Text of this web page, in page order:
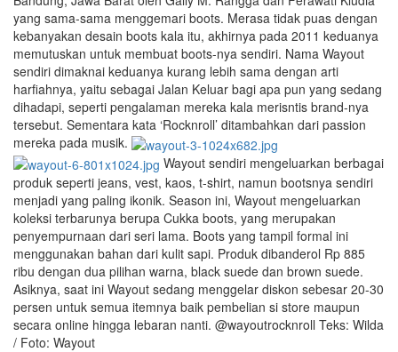
yang sama-sama menggemari boots. Merasa tidak puas dengan
kebanyakan desain boots kala itu, akhirnya pada 2011 keduanya
memutuskan untuk membuat boots-nya sendiri. Nama Wayout
sendiri dimaknai keduanya kurang lebih sama dengan arti
harfiahnya, yaitu sebagai Jalan Keluar bagi apa pun yang sedang
dihadapi, seperti pengalaman mereka kala merisntis brand-nya
tersebut. Sementara kata ‘Rocknroll’ ditambahkan dari passion
mereka pada musik.
Wayout sendiri mengeluarkan berbagai
produk seperti jeans, vest, kaos, t-shirt, namun bootsnya sendiri
menjadi yang paling ikonik. Season ini, Wayout mengeluarkan
koleksi terbarunya berupa Cukka boots, yang merupakan
penyempurnaan dari seri lama. Boots yang tampil formal ini
menggunakan bahan dari kulit sapi. Produk dibanderol Rp 885
ribu dengan dua pilihan warna, black suede dan brown suede.
Asiknya, saat ini Wayout sedang menggelar diskon sebesar 20-30
persen untuk semua itemnya baik pembelian si store maupun
secara online hingga lebaran nanti. @wayoutrocknroll Teks: Wilda
/ Foto: Wayout